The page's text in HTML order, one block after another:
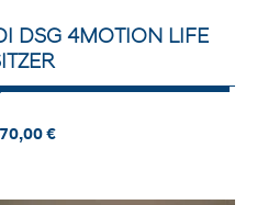
DSG 4MOTION LIFE
€